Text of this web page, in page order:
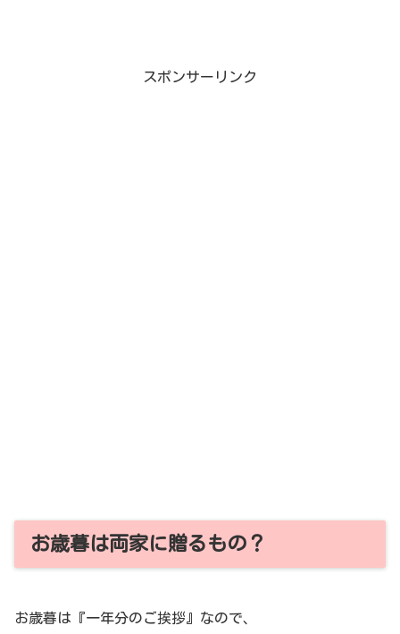
スポンサーリンク
お歳暮は両家に贈るもの？
お歳暮は『一年分のご挨拶』なので、